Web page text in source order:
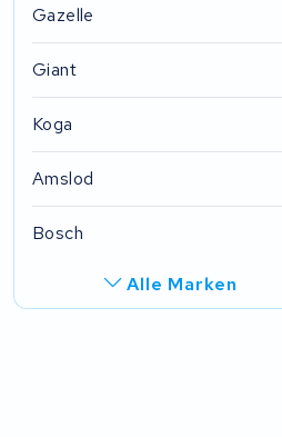
Gazelle
Giant
Koga
Amslod
Bosch
Alle Marken